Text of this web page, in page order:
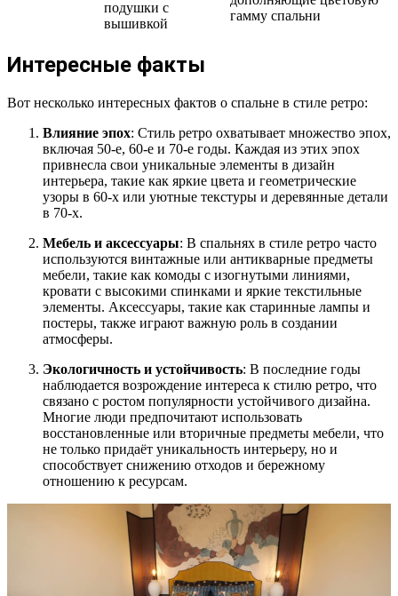
подушки с
вышивкой
гамму спальни
Интересные факты
Вот несколько интересных фактов о спальне в стиле ретро:
Влияние эпох: Стиль ретро охватывает множество эпох,
включая 50-е, 60-е и 70-е годы. Каждая из этих эпох
привнесла свои уникальные элементы в дизайн
интерьера, такие как яркие цвета и геометрические
узоры в 60-х или уютные текстуры и деревянные детали
в 70-х.
Мебель и аксессуары: В спальнях в стиле ретро часто
используются винтажные или антикварные предметы
мебели, такие как комоды с изогнутыми линиями,
кровати с высокими спинками и яркие текстильные
элементы. Аксессуары, такие как старинные лампы и
постеры, также играют важную роль в создании
атмосферы.
Экологичность и устойчивость: В последние годы
наблюдается возрождение интереса к стилю ретро, что
связано с ростом популярности устойчивого дизайна.
Многие люди предпочитают использовать
восстановленные или вторичные предметы мебели, что
не только придаёт уникальность интерьеру, но и
способствует снижению отходов и бережному
отношению к ресурсам.